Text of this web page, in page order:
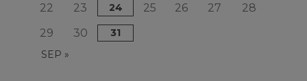
22
23 24 25 26 27
28
29
30
31
SEP »